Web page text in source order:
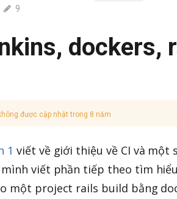
9
dockers,
được cập nhật trong 8 năm
1 viết về giới thiệu về CI và một
mình viết phần tiếp theo tìm
một project rails build bằng